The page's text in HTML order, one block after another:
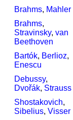
Brahms, Mahler
Brahms,
Stravinsky, van
Beethoven
Bartók, Berlioz,
Enescu
Debussy,
Dvořák, Strauss
Shostakovich,
Sibelius, Visser